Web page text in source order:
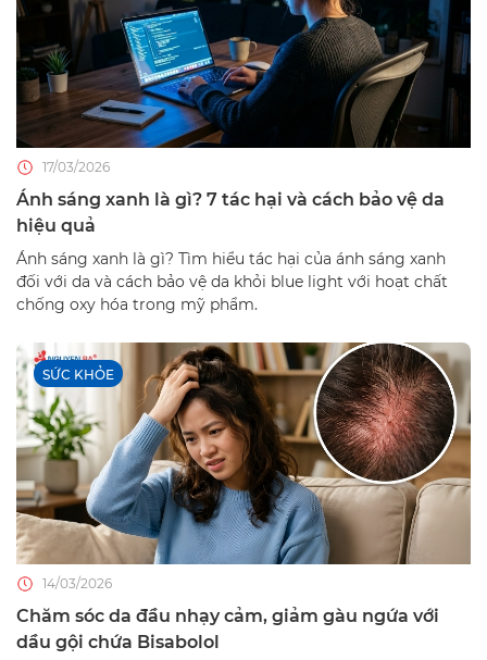
17/03/2026
Ánh sáng xanh là gì? 7 tác hại và cách bảo vệ da
hiệu quả
Ánh sáng xanh là gì? Tìm hiểu tác hại của ánh sáng xanh
đối với da và cách bảo vệ da khỏi blue light với hoạt chất
chống oxy hóa trong mỹ phẩm.
SỨC KHỎE
14/03/2026
Chăm sóc da đầu nhạy cảm, giảm gàu ngứa với
dầu gội chứa Bisabolol